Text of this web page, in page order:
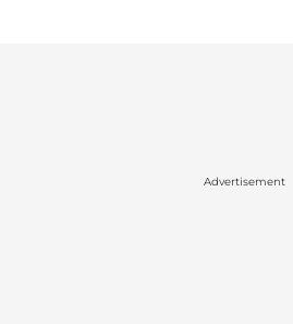
Advertisement